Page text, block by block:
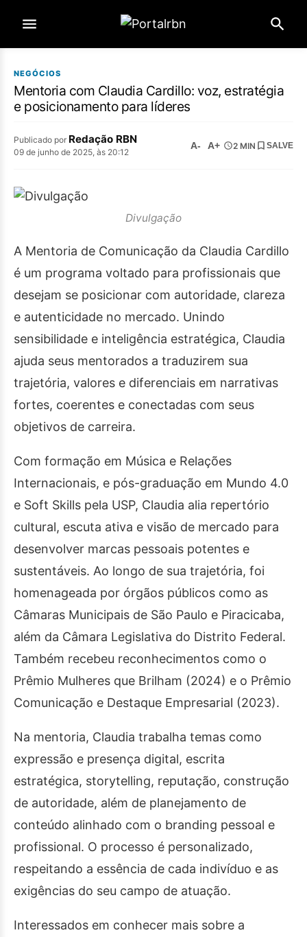
NEGÓCIOS
Mentoria com Claudia Cardillo: voz, estratégia
e posicionamento para líderes
Publicado por Redação RBN
09 de junho de 2025, às 20:12
A- A+ 2 MIN SALVE
Divulgação
A Mentoria de Comunicação da Claudia Cardillo
é um programa voltado para profissionais que
desejam se posicionar com autoridade, clareza
e autenticidade no mercado. Unindo
sensibilidade e inteligência estratégica, Claudia
ajuda seus mentorados a traduzirem sua
trajetória, valores e diferenciais em narrativas
fortes, coerentes e conectadas com seus
objetivos de carreira.
Com formação em Música e Relações
Internacionais, e pós-graduação em Mundo 4.0
e Soft Skills pela USP, Claudia alia repertório
cultural, escuta ativa e visão de mercado para
desenvolver marcas pessoais potentes e
sustentáveis. Ao longo de sua trajetória, foi
homenageada por órgãos públicos como as
Câmaras Municipais de São Paulo e Piracicaba,
além da Câmara Legislativa do Distrito Federal.
Também recebeu reconhecimentos como o
Prêmio Mulheres que Brilham (2024) e o Prêmio
Comunicação e Destaque Empresarial (2023).
Na mentoria, Claudia trabalha temas como
expressão e presença digital, escrita
estratégica, storytelling, reputação, construção
de autoridade, além de planejamento de
conteúdo alinhado com o branding pessoal e
profissional. O processo é personalizado,
respeitando a essência de cada indivíduo e as
exigências do seu campo de atuação.
Interessados em conhecer mais sobre a